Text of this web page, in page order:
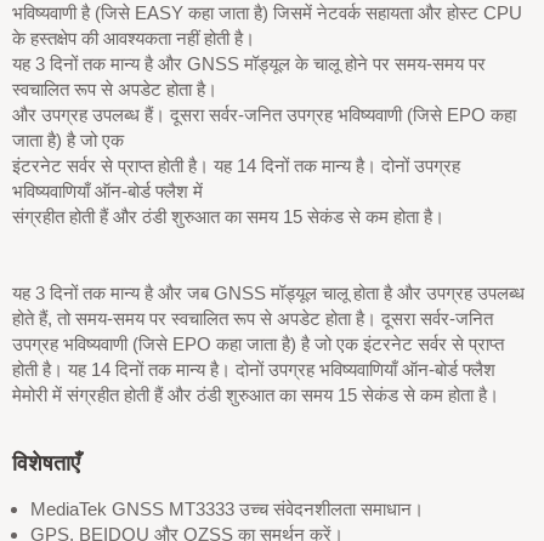
भविष्यवाणी है (जिसे EASY कहा जाता है) जिसमें नेटवर्क सहायता और होस्ट CPU
के हस्तक्षेप की आवश्यकता नहीं होती है।
यह 3 दिनों तक मान्य है और GNSS मॉड्यूल के चालू होने पर समय-समय पर
स्वचालित रूप से अपडेट होता है।
और उपग्रह उपलब्ध हैं। दूसरा सर्वर-जनित उपग्रह भविष्यवाणी (जिसे EPO कहा
जाता है) है जो एक
इंटरनेट सर्वर से प्राप्त होती है। यह 14 दिनों तक मान्य है। दोनों उपग्रह
भविष्यवाणियाँ ऑन-बोर्ड फ्लैश में
संग्रहीत होती हैं और ठंडी शुरुआत का समय 15 सेकंड से कम होता है।
यह 3 दिनों तक मान्य है और जब GNSS मॉड्यूल चालू होता है और उपग्रह उपलब्ध
होते हैं, तो समय-समय पर स्वचालित रूप से अपडेट होता है। दूसरा सर्वर-जनित
उपग्रह भविष्यवाणी (जिसे EPO कहा जाता है) है जो एक इंटरनेट सर्वर से प्राप्त
होती है। यह 14 दिनों तक मान्य है। दोनों उपग्रह भविष्यवाणियाँ ऑन-बोर्ड फ्लैश
मेमोरी में संग्रहीत होती हैं और ठंडी शुरुआत का समय 15 सेकंड से कम होता है।
विशेषताएँ
MediaTek GNSS MT3333 उच्च संवेदनशीलता समाधान।
GPS, BEIDOU और QZSS का समर्थन करें।